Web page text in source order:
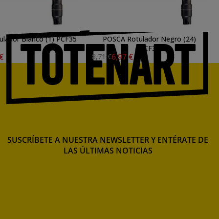
Blanco (1) PCF35
POSCA Rotulador Negro (24)
PCF35
8,71 €6,97 €
SUSCRÍBETE A NUESTRA NEWSLETTER Y ENTÉRATE DE
LAS ÚLTIMAS NOTICIAS